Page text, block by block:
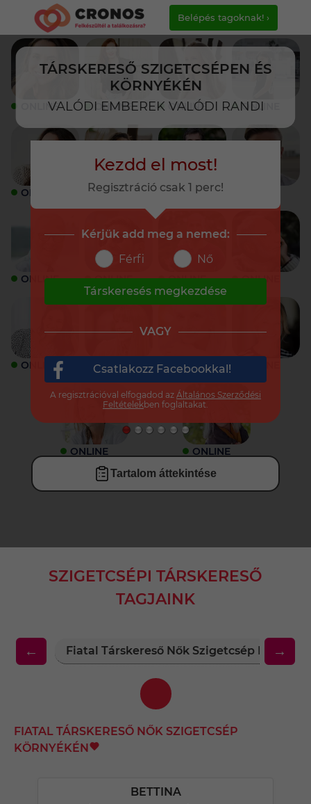
TÁRSKERESŐ SZIGETCSÉPEN ÉS
KÖRNYÉKÉN
VALÓDI EMBEREK VALÓDI RANDI
Belépés tagoknak! ›
ONLINE ONLINE ONLINE ONLINE
ONLINE ONLINE ONLINE
ONLINE ONLINE ONLINE ONLINE
ONLINE ONLINE ONLINE
ONLINE ONLINE
Tartalom áttekintése
SZIGETCSÉPI TÁRSKERESŐ
TAGJAINK
← Fiatal Társkereső Nők Szigetcsép →
FIATAL TÁRSKERESŐ NŐK SZIGETCSÉP
KÖRNYÉKÉN
BETTINA
Kezdd el most!
Regisztráció csak 1 perc!
Kérjük add meg a nemed:
Férfi
Nő
Társkeresés megkezdése
VAGY
Csatlakozz Facebookkal!
A regisztrációval elfogadod az Általános Szerződési
Feltételekben foglaltakat.